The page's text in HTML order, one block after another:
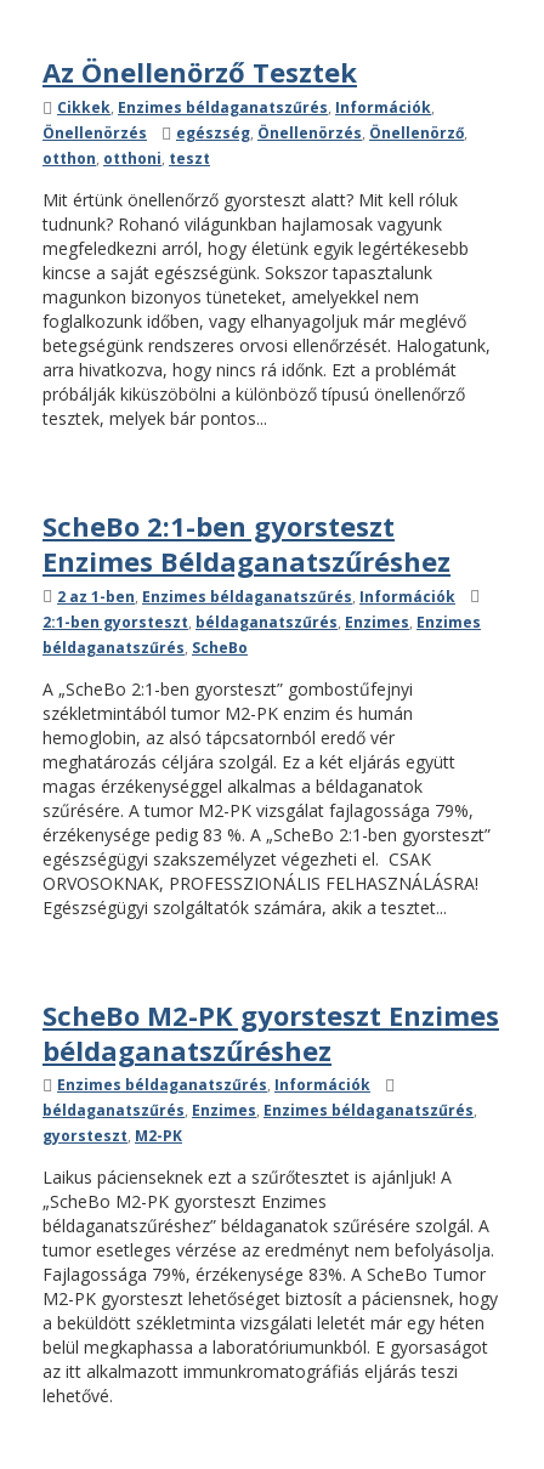
Az Önellenörző Tesztek
Kategóriák
Cikkek, Enzimes béldaganatszűrés, Információk,
Önellenörzés
Címkék
egészség, Önellenörzés, Önellenörző,
otthon, otthoni, teszt
Mit értünk önellenőrző gyorsteszt alatt? Mit kell róluk
tudnunk? Rohanó világunkban hajlamosak vagyunk
megfeledkezni arról, hogy életünk egyik legértékesebb
kincse a saját egészségünk. Sokszor tapasztalunk
magunkon bizonyos tüneteket, amelyekkel nem
foglalkozunk időben, vagy elhanyagoljuk már meglévő
betegségünk rendszeres orvosi ellenőrzését. Halogatunk,
arra hivatkozva, hogy nincs rá időnk. Ezt a problémát
próbálják kiküszöbölni a különböző típusú önellenőrző
tesztek, melyek bár pontos...
ScheBo 2:1-ben gyorsteszt
Enzimes Béldaganatszűréshez
Kategóriák
2 az 1-ben, Enzimes béldaganatszűrés, Információk
2:1-ben gyorsteszt, béldaganatszűrés, Enzimes, Enzimes
béldaganatszűrés, ScheBo
A „ScheBo 2:1-ben gyorsteszt” gombostűfejnyi
székletmintából tumor M2-PK enzim és humán
hemoglobin, az alsó tápcsatornból eredő vér
meghatározás céljára szolgál. Ez a két eljárás együtt
magas érzékenységgel alkalmas a béldaganatok
szűrésére. A tumor M2-PK vizsgálat fajlagossága 79%,
érzékenysége pedig 83 %. A „ScheBo 2:1-ben gyorsteszt”
egészségügyi szakszemélyzet végezheti el. CSAK
ORVOSOKNAK, PROFESSZIONÁLIS FELHASZNÁLÁSRA!
Egészségügyi szolgáltatók számára, akik a tesztet...
ScheBo M2-PK gyorsteszt Enzimes
béldaganatszűréshez
Kategóriák
Enzimes béldaganatszűrés, Információk
béldaganatszűrés, Enzimes, Enzimes béldaganatszűrés,
gyorsteszt, M2-PK
Laikus pácienseknek ezt a szűrőtesztet is ajánljuk! A
„ScheBo M2-PK gyorsteszt Enzimes
béldaganatszűréshez” béldaganatok szűrésére szolgál. A
tumor esetleges vérzése az eredményt nem befolyásolja.
Fajlagossága 79%, érzékenysége 83%. A ScheBo Tumor
M2-PK gyorsteszt lehetőséget biztosít a páciensnek, hogy
a beküldött székletminta vizsgálati leletét már egy héten
belül megkaphassa a laboratóriumunkból. E gyorsaságot
az itt alkalmazott immunkromatográfiás eljárás teszi
lehetővé.